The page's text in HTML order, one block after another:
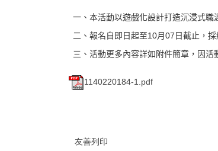
一、本活動以遊戲化設計打造沉浸式職
二、報名自即日起至10月07日截止，
三、活動更多內容詳如附件簡章，因活
1140220184-1.pdf
友善列印